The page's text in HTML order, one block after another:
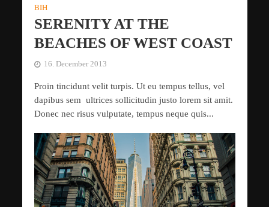
BIH
SERENITY AT THE
BEACHES OF WEST COAST
16. December 2013
Proin tincidunt velit turpis. Ut eu tempus tellus, vel
dapibus sem ultrices sollicitudin justo lorem sit amit.
Donec nec risus vulputate, tempus neque quis...